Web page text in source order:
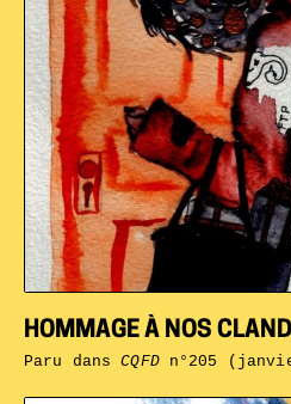
HOMMAGE À NOS
Paru dansCQFDn°205